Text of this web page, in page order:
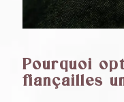
Pourquoi
fiançailles